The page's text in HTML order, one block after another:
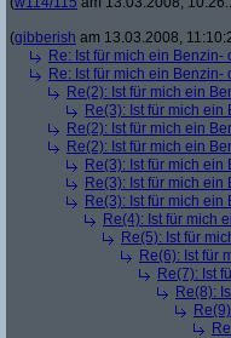
(gibberish am 13.03.2008,
Re: Ist für mich ein
Re: Ist für mich ein
Re(2): Ist für mich ein
Re(3): Ist für mich
Re(2): Ist für mich ein
Re(2): Ist für mich ein
Re(3): Ist für mich
Re(3): Ist für mich
Re(3): Ist für mich
Re(4): Ist für mich
Re(5): Ist für
Re(6): Ist für
Re(7): Ist
Re(8):